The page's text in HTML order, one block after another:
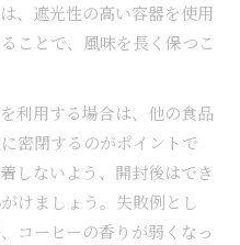
、遮光性の高い容器を使用
ことで、風味を長く保つこ
利用する場合は、他の食品
密閉するのがポイントで
しないよう、開封後はでき
けましょう。失敗例とし
コーヒーの香りが弱くなっ